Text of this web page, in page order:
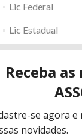
Lic Federal
Lic Estadual
Fac RS
Outros